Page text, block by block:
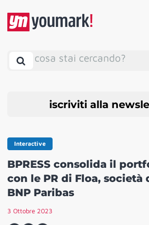
cosa stai cercando?
iscriviti alla
Interactive
BPRESS consolida il
con le PR di Floa, società
BNP Paribas
3 Ottobre 2023